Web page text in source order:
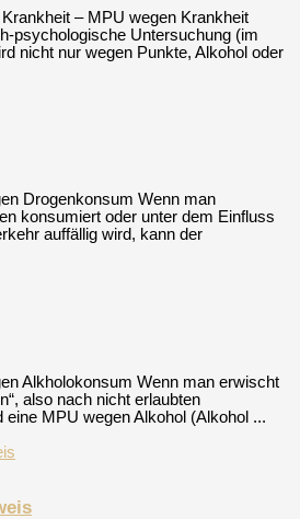
– MPU wegen Krankheit
psychologische Untersuchung (im
nicht nur wegen Punkte, Alkohol oder
Drogenkonsum Wenn man
konsumiert oder unter dem Einfluss
auffällig wird, kann der
Alkholokonsum Wenn man erwischt
also nach nicht erlaubten
MPU wegen Alkohol (Alkohol ...